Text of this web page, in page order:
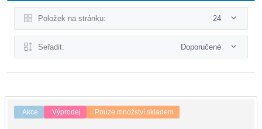
Položek na stránku: 24
Seřadit: Doporučené
Akce Výprodej Pouze množství skladem